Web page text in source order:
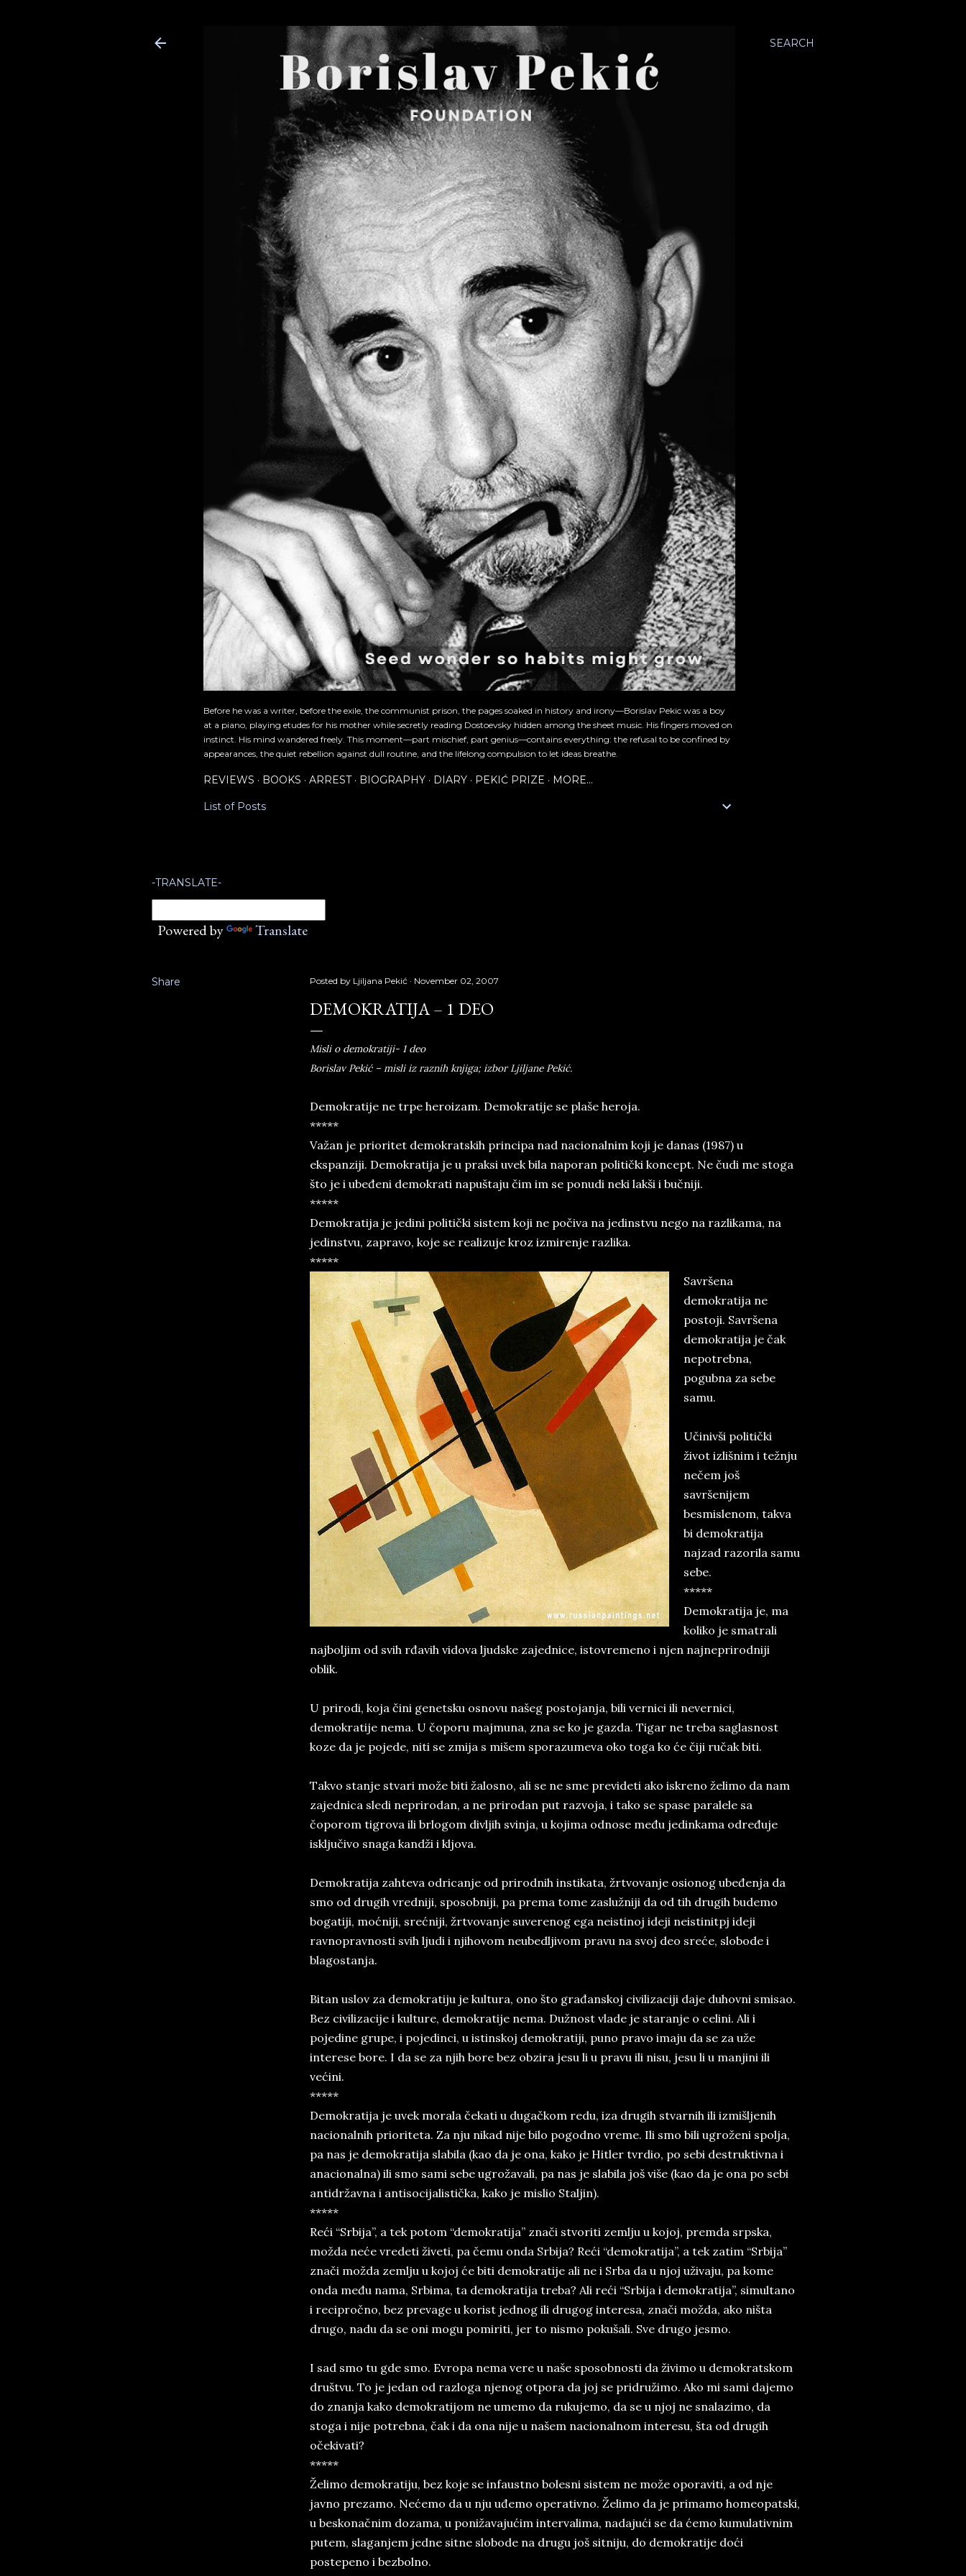
SEARCH
Before he was a writer, before the exile, the communist prison, the pages soaked in history and irony—Borislav Pekic was a boy
at a piano, playing etudes for his mother while secretly reading Dostoevsky hidden among the sheet music. His fingers moved on
instinct. His mind wandered freely. This moment—part mischief, part genius—contains everything: the refusal to be confined by
appearances, the quiet rebellion against dull routine, and the lifelong compulsion to let ideas breathe.
REVIEWS BOOKS ARREST BIOGRAPHY DIARY PEKIĆ PRIZE MORE…
List of Posts
-TRANSLATE-
Powered by Translate
Share Posted by Ljiljana Pekić November 02, 2007
DEMOKRATIJA – 1 DEO
Misli o demokratiji- 1 deo
Borislav Pekić – misli iz raznih knjiga; izbor Ljiljane Pekić.
Demokratije ne trpe heroizam. Demokratije se plaše heroja.
*****
Važan je prioritet demokratskih principa nad nacionalnim koji je danas (1987) u
ekspanziji. Demokratija je u praksi uvek bila naporan politički koncept. Ne čudi me stoga
što je i ubeđeni demokrati napuštaju čim im se ponudi neki lakši i bučniji.
*****
Demokratija je jedini politički sistem koji ne počiva na jedinstvu nego na razlikama, na
jedinstvu, zapravo, koje se realizuje kroz izmirenje razlika.
*****
Savršena
demokratija ne
postoji. Savršena
demokratija je čak
nepotrebna,
pogubna za sebe
samu.
Učinivši politički
život izlišnim i težnju
nečem još
savršenijem
besmislenom, takva
bi demokratija
najzad razorila samu
sebe.
*****
Demokratija je, ma
koliko je smatrali
najboljim od svih rđavih vidova ljudske zajednice, istovremeno i njen najneprirodniji
oblik.
U prirodi, koja čini genetsku osnovu našeg postojanja, bili vernici ili nevernici,
demokratije nema. U čoporu majmuna, zna se ko je gazda. Tigar ne treba saglasnost
koze da je pojede, niti se zmija s mišem sporazumeva oko toga ko će čiji ručak biti.
Takvo stanje stvari može biti žalosno, ali se ne sme prevideti ako iskreno želimo da nam
zajednica sledi neprirodan, a ne prirodan put razvoja, i tako se spase paralele sa
čoporom tigrova ili brlogom divljih svinja, u kojima odnose među jedinkama određuje
isključivo snaga kandži i kljova.
Demokratija zahteva odricanje od prirodnih instikata, žrtvovanje osionog ubeđenja da
smo od drugih vredniji, sposobniji, pa prema tome zaslužniji da od tih drugih budemo
bogatiji, moćniji, srećniji, žrtvovanje suverenog ega neistinoj ideji neistinitpj ideji
ravnopravnosti svih ljudi i njihovom neubedljivom pravu na svoj deo sreće, slobode i
blagostanja.
Bitan uslov za demokratiju je kultura, ono što građanskoj civilizaciji daje duhovni smisao.
Bez civilizacije i kulture, demokratije nema. Dužnost vlade je staranje o celini. Ali i
pojedine grupe, i pojedinci, u istinskoj demokratiji, puno pravo imaju da se za uže
interese bore. I da se za njih bore bez obzira jesu li u pravu ili nisu, jesu li u manjini ili
većini.
*****
Demokratija je uvek morala čekati u dugačkom redu, iza drugih stvarnih ili izmišljenih
nacionalnih prioriteta. Za nju nikad nije bilo pogodno vreme. Ili smo bili ugroženi spolja,
pa nas je demokratija slabila (kao da je ona, kako je Hitler tvrdio, po sebi destruktivna i
anacionalna) ili smo sami sebe ugrožavali, pa nas je slabila još više (kao da je ona po sebi
antidržavna i antisocijalistička, kako je mislio Staljin).
*****
Reći “Srbija”, a tek potom “demokratija” znači stvoriti zemlju u kojoj, premda srpska,
možda neće vredeti živeti, pa čemu onda Srbija? Reći “demokratija”, a tek zatim “Srbija”
znači možda zemlju u kojoj će biti demokratije ali ne i Srba da u njoj uživaju, pa kome
onda među nama, Srbima, ta demokratija treba? Ali reći “Srbija i demokratija”, simultano
i recipročno, bez prevage u korist jednog ili drugog interesa, znači možda, ako ništa
drugo, nadu da se oni mogu pomiriti, jer to nismo pokušali. Sve drugo jesmo.
I sad smo tu gde smo. Evropa nema vere u naše sposobnosti da živimo u demokratskom
društvu. To je jedan od razloga njenog otpora da joj se pridružimo. Ako mi sami dajemo
do znanja kako demokratijom ne umemo da rukujemo, da se u njoj ne snalazimo, da
stoga i nije potrebna, čak i da ona nije u našem nacionalnom interesu, šta od drugih
očekivati?
*****
Želimo demokratiju, bez koje se infaustno bolesni sistem ne može oporaviti, a od nje
javno prezamo. Nećemo da u nju uđemo operativno. Želimo da je primamo homeopatski,
u beskonačnim dozama, u ponižavajućim intervalima, nadajući se da ćemo kumulativnim
putem, slaganjem jedne sitne slobode na drugu još sitniju, do demokratije doći
postepeno i bezbolno.